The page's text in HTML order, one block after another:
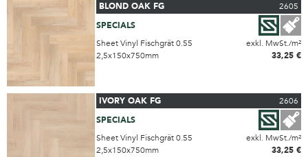
BLOND OAK FG
2605
SPECIALS
Sheet Vinyl Fischgrät 0.55
exkl. MwSt./m²
2,5x150x750mm
33,25 €
IVORY OAK FG
2606
SPECIALS
Sheet Vinyl Fischgrät 0.55
exkl. MwSt./m²
2,5x150x750mm
33,25 €